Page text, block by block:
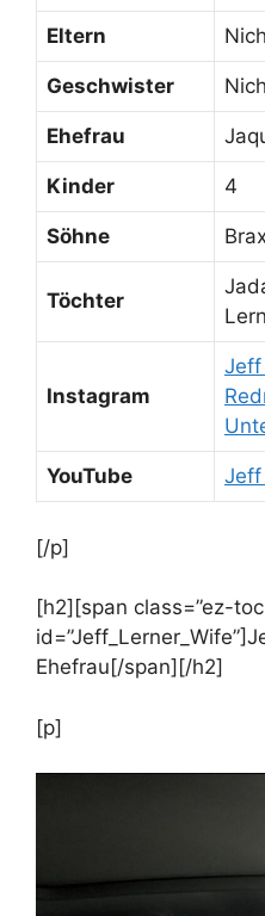
Eltern
Geschwister
Ehefrau
Kinder 4
Söhne
Töchter
Instagram
Jeff
YouTube Jeff
[/p]
[h2][span class=”ez-
Ehefrau[/span][/h2]
[p]